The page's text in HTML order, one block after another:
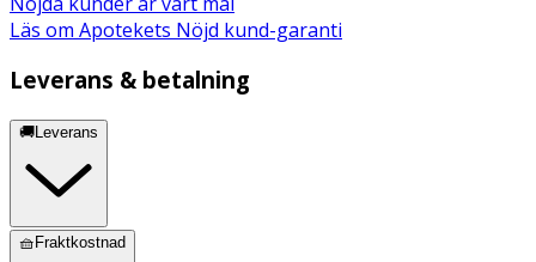
Läs om Apotekets Nöjd kund-garanti
Leverans & betalning
🚚Leverans
🧺Fraktkostnad